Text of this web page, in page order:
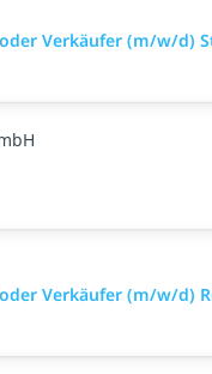
Verkäufer (m/w/d)
Verkäufer (m/w/d)